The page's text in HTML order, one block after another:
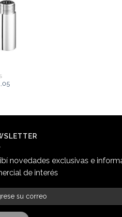
novedades exclusivas e
de interés